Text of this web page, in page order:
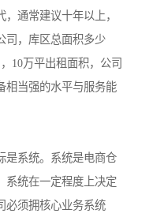
通常建议十年以上，
司，库区总面积多少
10万平出租面积，公司
相当强的水平与服务能
是系统。系统是电商仓
系统在一定程度上决定
必须拥核心业务系统